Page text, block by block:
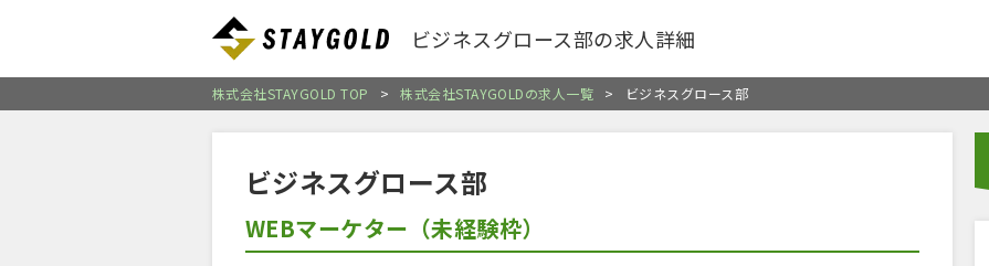
ビジネスグロース部の求人詳細
株式会社STAYGOLD TOP > 株式会社STAYGOLDの求人一覧 > ビジネスグロース部
ビジネスグロース部
WEBマーケター（未経験枠）